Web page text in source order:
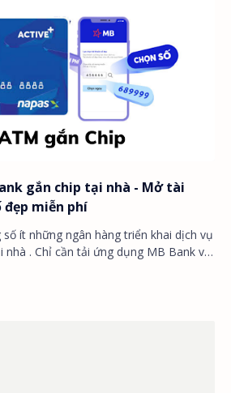
gắn chip tại nhà - Mở tài
đẹp miễn phí
. Chỉ cần tải ứng dụng MB Bank về